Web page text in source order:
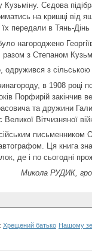
Сєдова
на кришці від
їх передали в Тянь-
нагороджено
з Степаном
одружився з
в 1908 році
Порфирій закінчив
та дружини
Вітчизняної
письменником
Ця книга
де і по сьогодні
Микола РУДИК,
Хрещений батько Нашому